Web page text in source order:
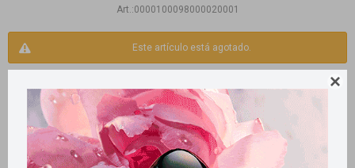

0000100098000020001
Este artículo está agotado.
Productos que te pueden interesar